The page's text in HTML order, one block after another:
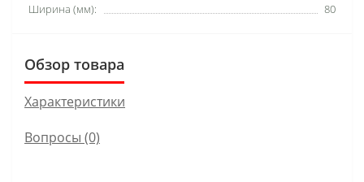
Ширина (мм):
80
Обзор товара
Характеристики
Вопросы (0)